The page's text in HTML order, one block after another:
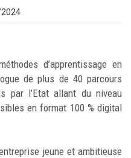
d’apprentissage en
de plus de 40 parcours
par l’Etat allant du niveau
en format 100 % digital
jeune et ambitieuse